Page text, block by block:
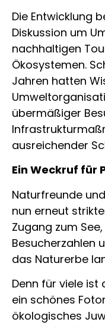
Die Entwicklung
Diskussion um
nachhaltigen
Ökosystemen.
Jahren hatten
übermäßiger
ausreichender
Ein Weckruf für
Naturfreunde
nun erneut
Zugang zum
Besucherzahlen
das Naturerbe
Denn für viele ist
ein schönes
ökologisches